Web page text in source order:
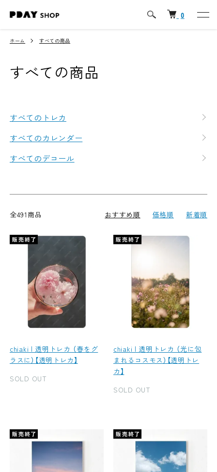
0
ホーム すべての商品
すべての商品
すべてのトレカ
すべてのカレンダー
すべてのデコール
全491商品 おすすめ順 価格順 新着順
chiaki | 透明トレカ （春をグ
ラスに）【透明トレカ】
SOLD OUT
chiaki | 透明トレカ （光に包
まれるコスモス）【透明トレ
カ】
SOLD OUT